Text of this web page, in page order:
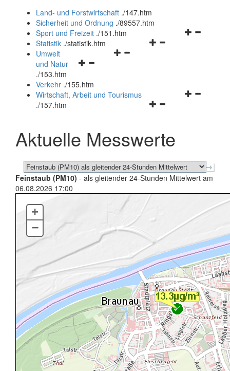
und
schließen
Land- und Forstwirtschaft ./147.htm
Sicherheit und Ordnung ./89557.htm
Navigationsmenü
Sport und Freizeit ./151.htm
Navigationsmenü
Statistik ./statistik.htm
Navigationsmenü
und
schließen
Umwelt
und Natur
./153.htm
Verkehr ./155.htm
Navigationsmenü
schließen
Wirtschaft, Arbeit und Tourismus
./157.htm
Aktuelle Messwerte
Feinstaub (PM10) - als gleitender 24-Stunden Mittelwert am
06.08.2026 17:00
+
–